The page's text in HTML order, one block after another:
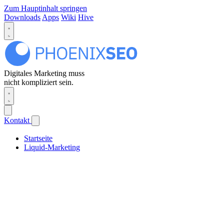
Zum Hauptinhalt springen
Downloads Apps Wiki Hive
Digitales Marketing muss
nicht kompliziert sein.
Kontakt
Startseite
Liquid-Marketing